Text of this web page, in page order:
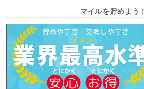
マイルを貯めよう！